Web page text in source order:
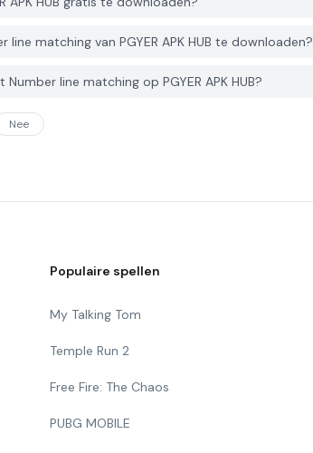
matching van PGYER APK HUB te downloaden?
line matching op PGYER APK HUB?
Nee
Populaire spellen
My Talking Tom
Temple Run 2
Free Fire: The Chaos
PUBG MOBILE